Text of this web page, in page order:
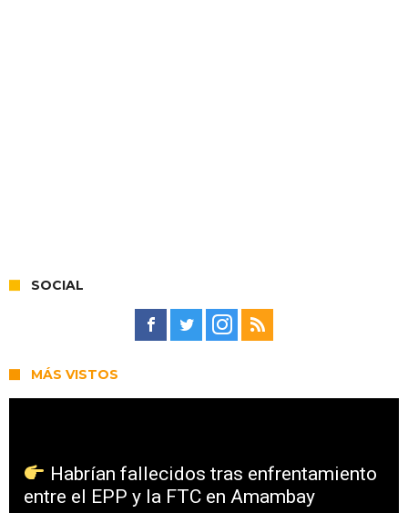
SOCIAL
MÁS VISTOS
Habrían fallecidos tras enfrentamiento
entre el EPP y la FTC en Amambay